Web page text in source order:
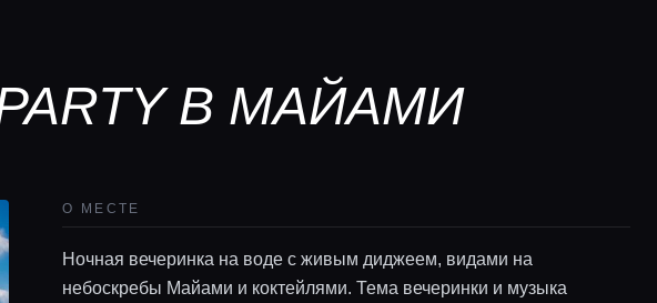
PARTY В МАЙАМИ
О МЕСТЕ
Ночная вечеринка на воде с живым диджеем, видами на
небоскребы Майами и коктейлями. Тема вечеринки и музыка